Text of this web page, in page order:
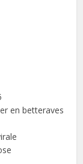
en betteraves